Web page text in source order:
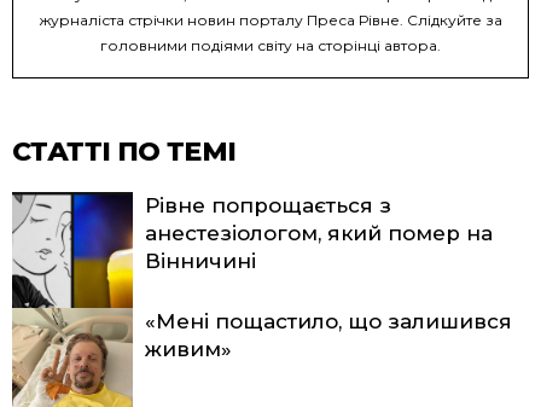
журналіста стрічки новин порталу Преса Рівне. Слідкуйте за
головними подіями світу на сторінці автора.
СТАТТІ ПО ТЕМІ
Рівне попрощається з
анестезіологом, який помер на
Вінничині
«Мені пощастило, що залишився
живим»